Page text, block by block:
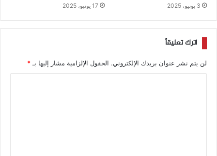
3 يونيو، 2025 17 يونيو، 2025
اترك تعليقاً
لن يتم نشر عنوان بريدك الإلكتروني. الحقول الإلزامية مشار إليها بـ *